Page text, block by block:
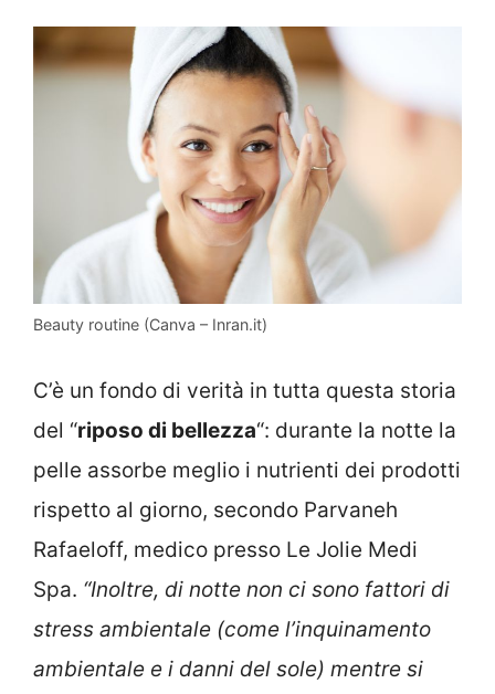
Beauty routine (Canva – Inran.it)
C’è un fondo di verità in tutta questa storia
del “riposo di bellezza“: durante la notte la
pelle assorbe meglio i nutrienti dei prodotti
rispetto al giorno, secondo Parvaneh
Rafaeloff, medico presso Le Jolie Medi
Spa. “Inoltre, di notte non ci sono fattori di
stress ambientale (come l’inquinamento
ambientale e i danni del sole) mentre si